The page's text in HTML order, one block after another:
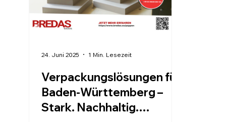
Verpackungslösungen für
Baden-Württemberg –
Stark. Nachhaltig.
24. Juni 2025 1 Min. Lesezeit